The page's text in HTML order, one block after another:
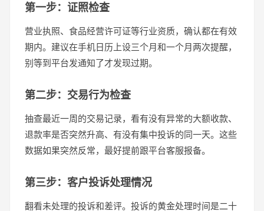
第一步：证照检查
营业执照、食品经营许可证等行业资质，确认都在有效
期内。建议在手机日历上设三个月和一个月两次提醒，
别等到平台发通知了才发现过期。
第二步：交易行为检查
抽查最近一周的交易记录，看有没有异常的大额收款、
退款率是否突然升高、有没有集中投诉的同一天。这些
数据如果突然反常，最好提前跟平台客服报备。
第三步：客户投诉处理情况
翻看未处理的投诉和差评。投诉的黄金处理时间是二十